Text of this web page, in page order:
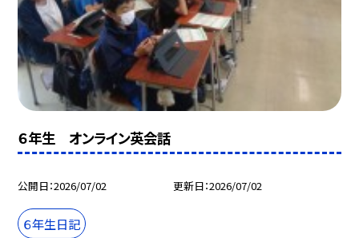
６年生 オンライン英会話
公開日 2026/07/02 更新日 2026/07/02
６年生日記